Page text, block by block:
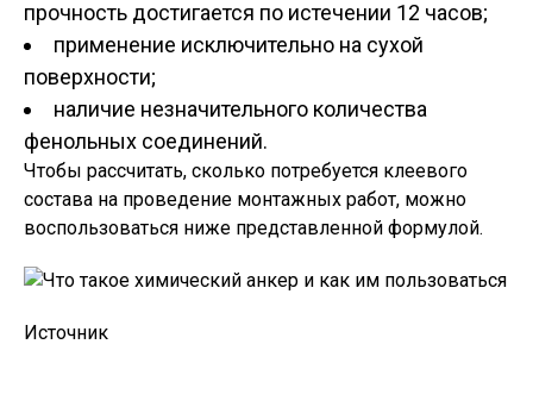
прочность достигается по истечении 12 часов;
применение исключительно на сухой
поверхности;
наличие незначительного количества
фенольных соединений.
Чтобы рассчитать, сколько потребуется клеевого
состава на проведение монтажных работ, можно
воспользоваться ниже представленной формулой.
Источник